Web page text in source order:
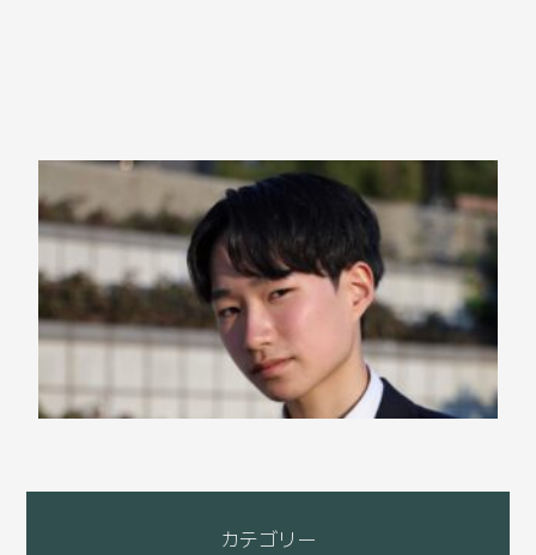
カテゴリー